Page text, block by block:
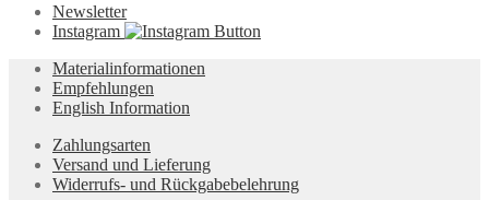
Newsletter
Instagram
Materialinformationen
Empfehlungen
English Information
Zahlungsarten
Versand und Lieferung
Widerrufs- und Rückgabebelehrung